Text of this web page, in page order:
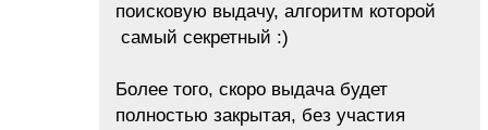
поисковую выдачу, алгоритм которой
самый секретный :)
Более того, скоро выдача будет
полностью закрытая, без участия